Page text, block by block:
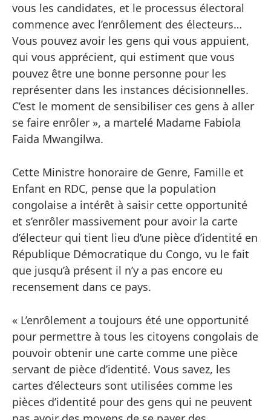
vous les candidates, et le processus électoral
commence avec l’enrôlement des électeurs…
Vous pouvez avoir les gens qui vous appuient,
qui vous apprécient, qui estiment que vous
pouvez être une bonne personne pour les
représenter dans les instances décisionnelles.
C’est le moment de sensibiliser ces gens à aller
se faire enrôler », a martelé Madame Fabiola
Faida Mwangilwa.
Cette Ministre honoraire de Genre, Famille et
Enfant en RDC, pense que la population
congolaise a intérêt à saisir cette opportunité
et s’enrôler massivement pour avoir la carte
d’électeur qui tient lieu d’une pièce d’identité en
République Démocratique du Congo, vu le fait
que jusqu’à présent il n’y a pas encore eu
recensement dans ce pays.
« L’enrôlement a toujours été une opportunité
pour permettre à tous les citoyens congolais de
pouvoir obtenir une carte comme une pièce
servant de pièce d’identité. Vous savez, les
cartes d’électeurs sont utilisées comme les
pièces d’identité pour des gens qui ne peuvent